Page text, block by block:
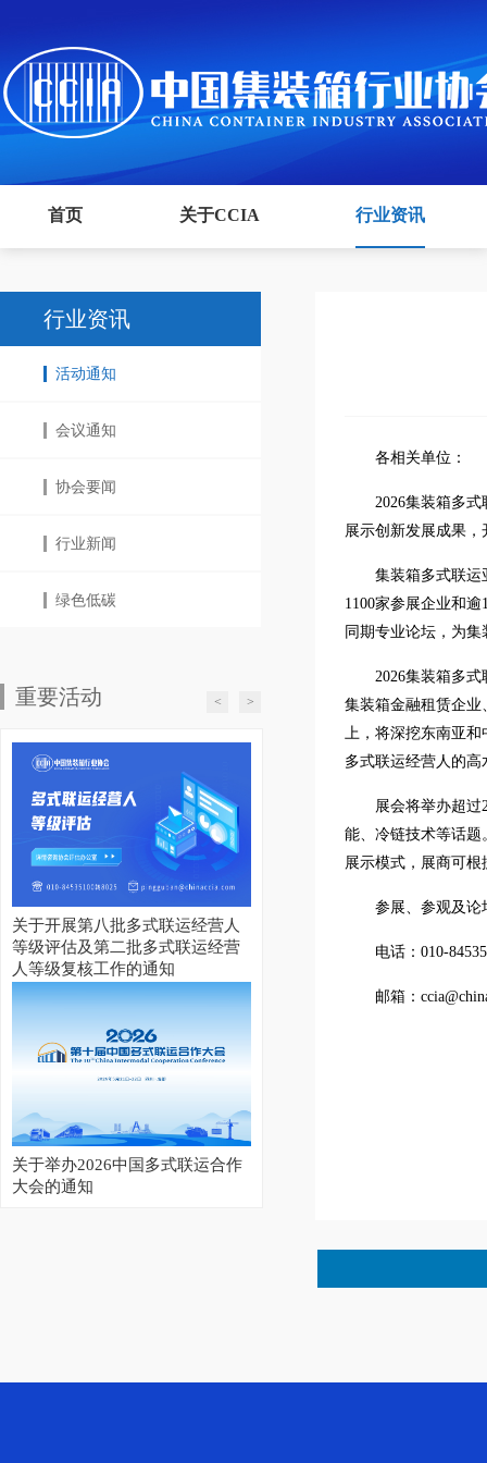
首页 关于CCIA 行业资讯
行业资讯
活动通知
会议通知
协会要闻
行业新闻
绿色低碳
重要活动 < >
关于开展第八批多式联运经营人
等级评估及第二批多式联运经营
人等级复核工作的通知
关于举办2026中国多式联运合作
大会的通知
各相关单位：
2026集装箱多
展示创新发展成果
集装箱多式联运
1100家参展企业和
同期专业论坛，为
2026集装箱多
集装箱金融租赁企
上，将深挖东南亚
多式联运经营人的
展会将举办超
能、冷链技术等话题
展示模式，展商可
参展、参观及论
电话：010-
邮箱：